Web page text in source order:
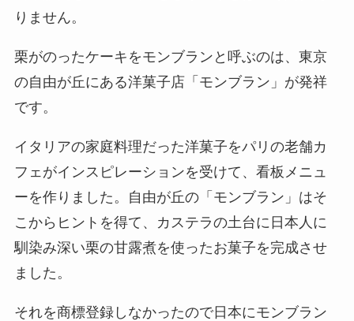
りません。
栗がのったケーキをモンブランと呼ぶのは、東京
の自由が丘にある洋菓子店「モンブラン」が発祥
です。
イタリアの家庭料理だった洋菓子をパリの老舗カ
フェがインスピレーションを受けて、看板メニュ
ーを作りました。自由が丘の「モンブラン」はそ
こからヒントを得て、カステラの土台に日本人に
馴染み深い栗の甘露煮を使ったお菓子を完成させ
ました。
それを商標登録しなかったので日本にモンブラン